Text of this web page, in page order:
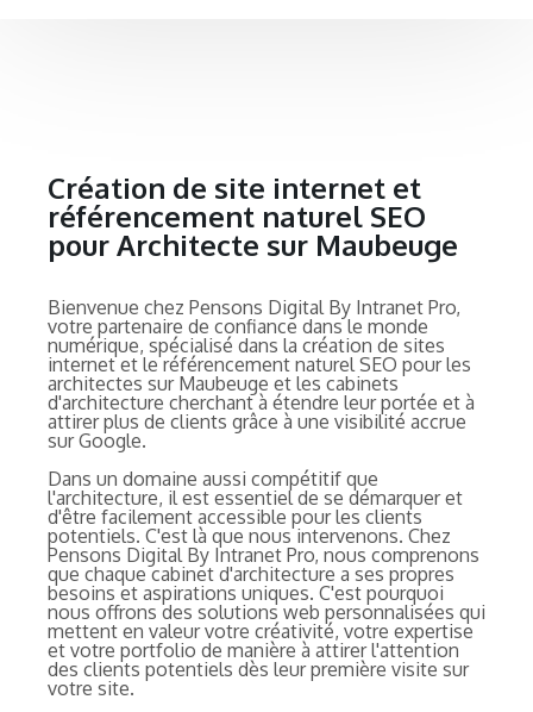
Création de site internet et
référencement naturel SEO
pour Architecte sur Maubeuge
Bienvenue chez Pensons Digital By Intranet Pro,
votre partenaire de confiance dans le monde
numérique, spécialisé dans la création de sites
internet et le référencement naturel SEO pour les
architectes sur Maubeuge et les cabinets
d'architecture cherchant à étendre leur portée et à
attirer plus de clients grâce à une visibilité accrue
sur Google.
Dans un domaine aussi compétitif que
l'architecture, il est essentiel de se démarquer et
d'être facilement accessible pour les clients
potentiels. C'est là que nous intervenons. Chez
Pensons Digital By Intranet Pro, nous comprenons
que chaque cabinet d'architecture a ses propres
besoins et aspirations uniques. C'est pourquoi
nous offrons des solutions web personnalisées qui
mettent en valeur votre créativité, votre expertise
et votre portfolio de manière à attirer l'attention
des clients potentiels dès leur première visite sur
votre site.